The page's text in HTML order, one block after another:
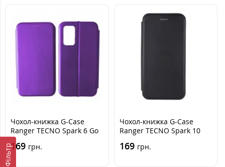
Фільтр
Чохол-книжка G-Case
Ranger TECNO Spark 6 Go
Бузок
169 грн.
Чохол-книжка G-Case
Ranger TECNO Spark 10
169 грн.